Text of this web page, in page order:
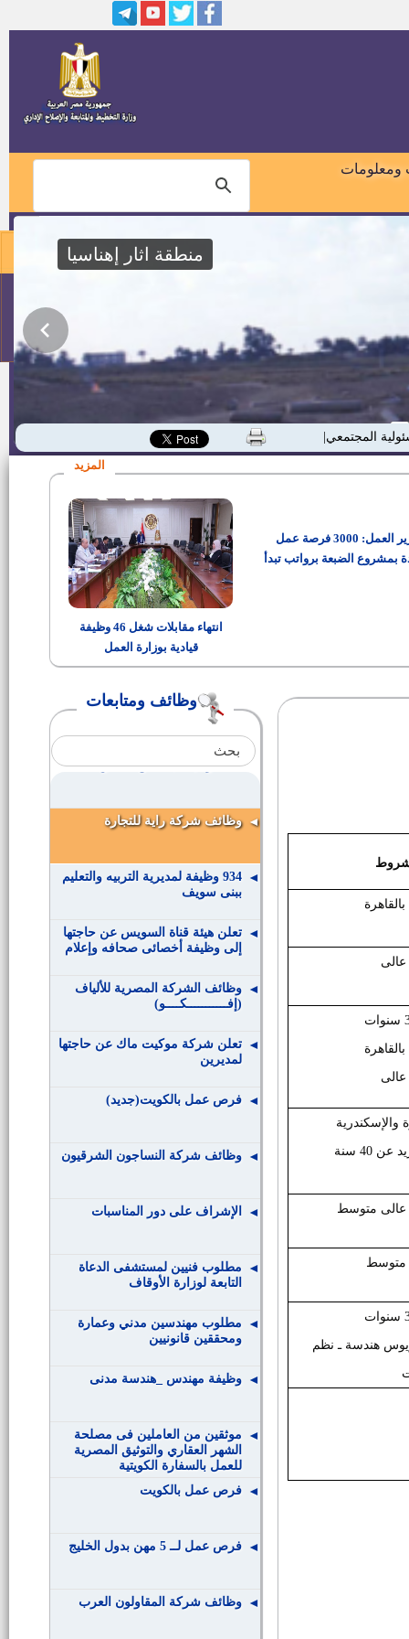
01018460099
ومعلومات
منطقة اثار إهناسيا
المجتمعية"
المزيد
وزير العمل: 3000 فرصة عمل
بمشروع الضبعة برواتب تبدأ
انتهاء مقابلات شغل 46 وظيفة
قيادية بوزارة العمل
والإسكندرية
عن 40 سنة
متوسط
متوسط
هندسة ـ نظم
وظائف ومتابعات
عدد 3 مهندس اتصالات وألكترونيات
الوظائف المدنيه القيادية فى الجهاز
وظيفة باحث، للعمل فى البحث
الميدانى
وظائف المجموعة الوطنية
لاستثمارات الأوقاف
مدير مراكز معلومات التنمية
المحلية لمركز ومدينة الواسطى
مدير مركز معلومات التنمية المحلية
مدير عام الحركة والخدمات الملاحية
بمينائى السويس والادبية
(4) وظائف قيادية شاغرة بمديرية
الزراعة ببني سويف
3139 وظيفة بالقطاع الخاص
وظائف شركة راية للتجارة
934 وظيفة لمديرية التربيه والتعليم
ببنى سويف
تعلن هيئة قناة السويس عن حاجتها
إلى وظيفة أخصائى صحافه وإعلام
وظائف الشركة المصرية للألياف
(إفـــــــــــكــــو)
تعلن شركة موكيت ماك عن حاجتها
لمديرين
فرص عمل بالكويت(جديد)
وظائف شركة النساجون الشرقيون
الإشراف على دور المناسبات
مطلوب فنيين لمستشفى الدعاة
التابعة لوزارة الأوقاف
مطلوب مهندسين مدني وعمارة
ومحققين قانونيين
وظيفة مهندس _هندسة مدنى
موثقين من العاملين فى مصلحة
الشهر العقاري والتوثيق المصرية
للعمل بالسفارة الكويتية
فرص عمل بالكويت
فرص عمل لــ 5 مهن بدول الخليج
وظائف شركة المقاولون العرب